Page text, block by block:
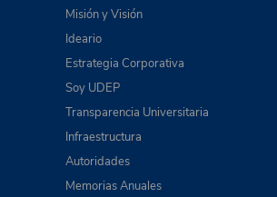
Misión y Visión
Ideario
Estrategia Corporativa
Soy UDEP
Transparencia Universitaria
Infraestructura
Autoridades
Memorias Anuales